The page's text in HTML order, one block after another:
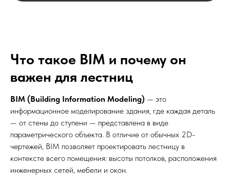
Что такое BIM и почему он
важен для лестниц
BIM (Building Information Modeling) — это
информационное моделирование здания, где каждая деталь
— от стены до ступени — представлена в виде
параметрического объекта. В отличие от обычных 2D-
чертежей, BIM позволяет проектировать лестницу в
контексте всего помещения: высоты потолков, расположения
инженерных сетей, мебели и окон.